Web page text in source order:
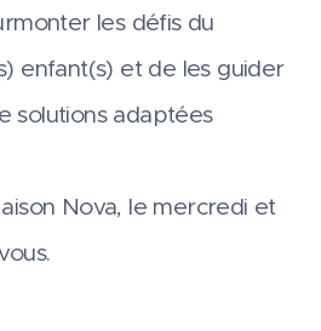
les défis du
enfant(s) et de les guider
solutions adaptées
Nova, le mercredi et